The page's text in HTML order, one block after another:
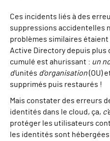
Ces incidents liés à des
suppressions accidentelles
problèmes similaires
Active Directory depuis plus
cumulé est ahurissant : un
d'unités d'organisation(OU)
supprimés puis restaurés !
Mais constater des erreurs
identités dans le cloud, ça,
protéger les utilisateurs
les identités sont hébergées